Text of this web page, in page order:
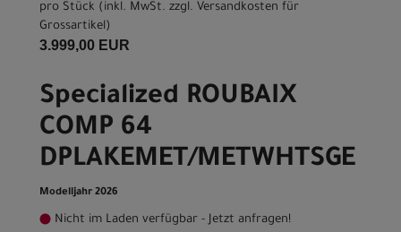
pro Stück (inkl. MwSt. zzgl. Versandkosten für
Grossartikel)
3.999,00 EUR
Specialized ROUBAIX
COMP 64
DPLAKEMET/METWHTSGE
Modelljahr 2026
Nicht im Laden verfügbar - Jetzt anfragen!